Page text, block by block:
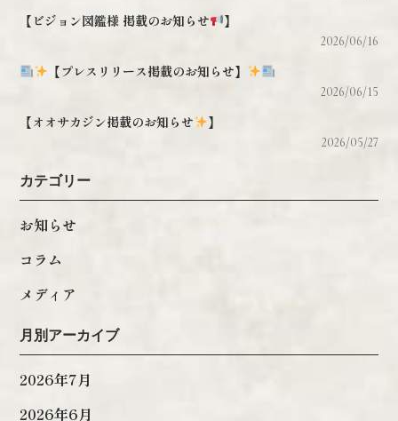
【ビジョン図鑑様 掲載のお知らせ 】
2026/06/16
【プレスリリース掲載のお知らせ】
2026/06/15
【オオサカジン掲載のお知らせ 】
2026/05/27
カテゴリー
お知らせ
コラム
メディア
月別アーカイブ
2026年7月
2026年6月